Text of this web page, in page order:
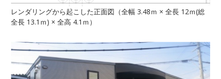
レンダリングから起こした正面図（全幅 3.48ｍ × 全長 12ｍ(総
全長 13.1ｍ) × 全高 4.1ｍ）